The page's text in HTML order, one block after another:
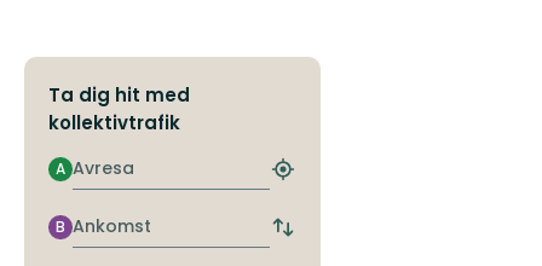
Ta dig hit med
kollektivtrafik
Avresa
A
Hitta
hållplats
Ankomst
B
Byt